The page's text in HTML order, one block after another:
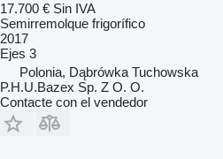
17.700 € Sin IVA
Semirremolque frigorífico
2017
Ejes 3
Polonia, Dąbrówka Tuchowska
P.H.U.Bazex Sp. Z O. O.
Contacte con el vendedor